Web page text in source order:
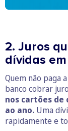
2. Juros
dívidas
Quem não paga
banco cobrar
nos cartões de
ao ano. Uma
rapidamente e